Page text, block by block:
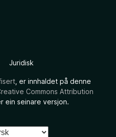
Juridisk
, er innhaldet på denne
Commons Attribution
ein seinare versjon.